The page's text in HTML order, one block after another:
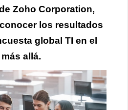
Zoho Corporation,
los resultados
global TI en el
allá.